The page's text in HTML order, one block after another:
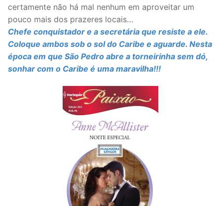
certamente não há mal nenhum em aproveitar um
pouco mais dos prazeres locais…
Chefe conquistador e a secretária que resiste a ele.
Coloque ambos sob o sol do Caribe e aguarde. Nesta
época em que São Pedro abre a torneirinha sem dó,
sonhar com o Caribe é uma maravilha!!!